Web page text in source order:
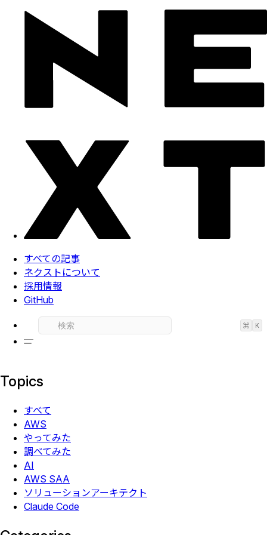
すべての記事
ネクストについて
採用情報
GitHub
⌘ K
Topics
すべて
AWS
やってみた
調べてみた
AI
AWS SAA
ソリューションアーキテクト
Claude Code